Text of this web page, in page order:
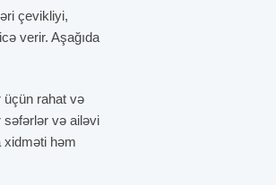
çevikliyi,
verir. Aşağıda
üçün rahat və
səfərlər və ailəvi
xidməti həm